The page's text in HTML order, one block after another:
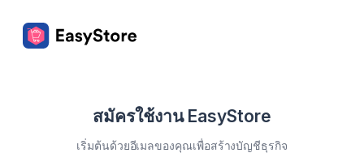
สมัครใช้งาน EasyStore
เริ่มต้นด้วยอีเมลของคุณเพื่อสร้างบัญชีธุรกิจ